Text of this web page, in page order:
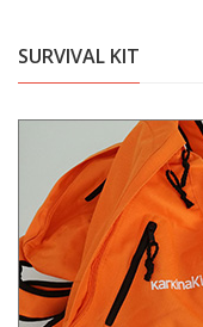
SURVIVAL KIT